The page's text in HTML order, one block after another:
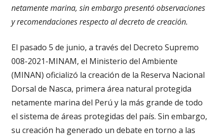
netamente marina, sin embargo presentó observaciones
y recomendaciones respecto al decreto de creación.
El pasado 5 de junio, a través del Decreto Supremo
008-2021-MINAM, el Ministerio del Ambiente
(MINAN) oficializó la creación de la Reserva Nacional
Dorsal de Nasca, primera área natural protegida
netamente marina del Perú y la más grande de todo
el sistema de áreas protegidas del país. Sin embargo,
su creación ha generado un debate en torno a las